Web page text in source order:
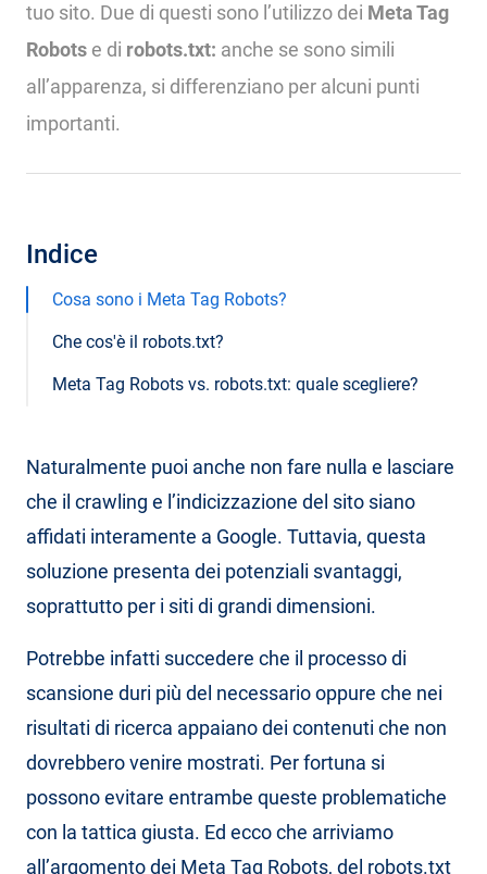
tuo sito. Due di questi sono l’utilizzo dei Meta Tag
Robots e di robots.txt: anche se sono simili
all’apparenza, si differenziano per alcuni punti
importanti.
Indice
Cosa sono i Meta Tag Robots?
Che cos'è il robots.txt?
Meta Tag Robots vs. robots.txt: quale scegliere?
Naturalmente puoi anche non fare nulla e lasciare
che il crawling e l’indicizzazione del sito siano
affidati interamente a Google. Tuttavia, questa
soluzione presenta dei potenziali svantaggi,
soprattutto per i siti di grandi dimensioni.
Potrebbe infatti succedere che il processo di
scansione duri più del necessario oppure che nei
risultati di ricerca appaiano dei contenuti che non
dovrebbero venire mostrati. Per fortuna si
possono evitare entrambe queste problematiche
con la tattica giusta. Ed ecco che arriviamo
all’argomento dei Meta Tag Robots, del robots.txt